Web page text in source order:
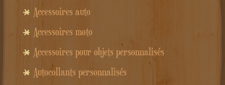
Accessoires auto
Accessoires moto
Accessoires pour objets personnalisés
Autocollants personnalisés